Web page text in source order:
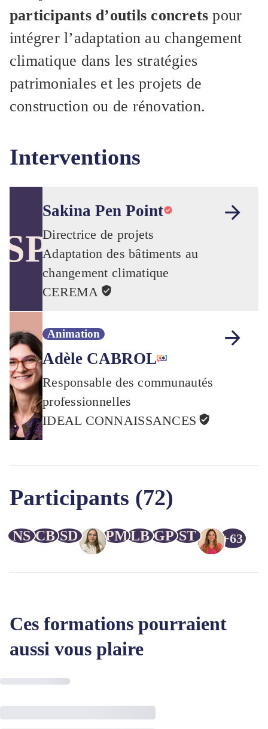
participants d’outils concrets pour
intégrer l’adaptation au changement
climatique dans les stratégies
patrimoniales et les projets de
construction ou de rénovation.
Interventions
SP
Sakina Pen Point
Directrice de projets
Adaptation des bâtiments au
changement climatique
CEREMA
Animation
Adèle CABROL
Responsable des communautés
professionnelles
IDEAL CONNAISSANCES
Participants (72)
+63
ST
GP
LB
PM
SD
CB
NS
Ces formations pourraient
aussi vous plaire